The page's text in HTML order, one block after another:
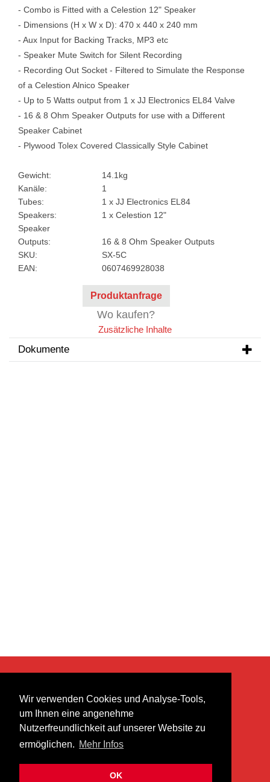
Wir verwenden Cookies und Analyse-Tools,
um Ihnen eine angenehme
Nutzerfreundlichkeit auf unserer Website zu
ermöglichen. Mehr Infos
OK
- Combo is Fitted with a Celestion 12" Speaker
- Dimensions (H x W x D): 470 x 440 x 240 mm
- Aux Input for Backing Tracks, MP3 etc
- Speaker Mute Switch for Silent Recording
- Recording Out Socket - Filtered to Simulate the Response
of a Celestion Alnico Speaker
- Up to 5 Watts output from 1 x JJ Electronics EL84 Valve
- 16 & 8 Ohm Speaker Outputs for use with a Different
Speaker Cabinet
- Plywood Tolex Covered Classically Style Cabinet
Gewicht:
14.1kg
Kanäle:
1
Tubes:
1 x JJ Electronics EL84
Speakers:
1 x Celestion 12"
Speaker
Outputs:
16 & 8 Ohm Speaker Outputs
SKU:
SX-5C
EAN:
0607469928038
Produktanfrage
Wo kaufen?
Zusätzliche Inhalte
Dokumente
heer musik ag
Lättenstrasse 35
8952 Schlieren
info@heermusic.com